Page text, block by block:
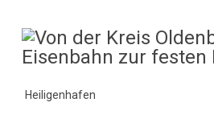
Heiligenhafen